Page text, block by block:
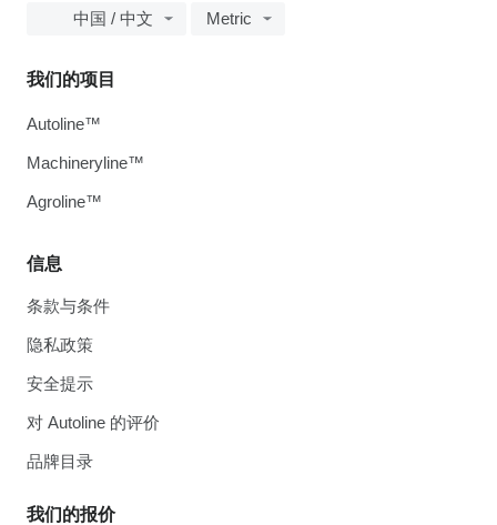
中国 / 中文 Metric
信息
条款与条件
隐私政策
安全提示
对 Autoline 的评价
品牌目录
我们的报价
我们的项目
Autoline™
Machineryline™
Agroline™